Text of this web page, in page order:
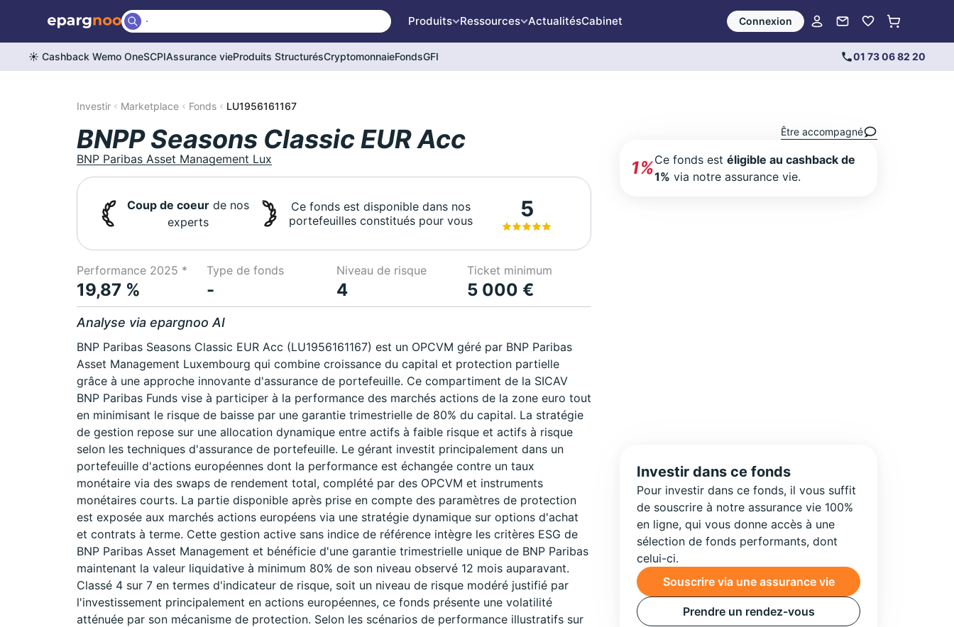
Produits Ressources ActualitésCabinet Connexion
☀️ Cashback Wemo OneSCPIAssurance vieProduits StructurésCryptomonnaieFondsGFI 01 73 06 82 20
Investir Marketplace Fonds LU1956161167
BNPP Seasons Classic EUR Acc
BNP Paribas Asset Management Lux
Coup de coeurde nos
experts
Ce fonds est disponible dans nos
portefeuilles constitués pour vous
5
Performance 2025 *
19,87 %
Type de fonds
-
Niveau de risque
4
Ticket minimum
5 000 €
Analyse via epargnoo AI
BNP Paribas Seasons Classic EUR Acc (LU1956161167) est un OPCVM géré par BNP Paribas
Asset Management Luxembourg qui combine croissance du capital et protection partielle
grâce à une approche innovante d'assurance de portefeuille. Ce compartiment de la SICAV
BNP Paribas Funds vise à participer à la performance des marchés actions de la zone euro tout
en minimisant le risque de baisse par une garantie trimestrielle de 80% du capital. La stratégie
de gestion repose sur une allocation dynamique entre actifs à faible risque et actifs à risque
selon les techniques d'assurance de portefeuille. Le gérant investit principalement dans un
portefeuille d'actions européennes dont la performance est échangée contre un taux
monétaire via des swaps de rendement total, complété par des OPCVM et instruments
monétaires courts. La partie disponible après prise en compte des paramètres de protection
est exposée aux marchés actions européens via une stratégie dynamique sur options d'achat
et contrats à terme. Cette gestion active sans indice de référence intègre les critères ESG de
BNP Paribas Asset Management et bénéficie d'une garantie trimestrielle unique de BNP Paribas
maintenant la valeur liquidative à minimum 80% de son niveau observé 12 mois auparavant.
Classé 4 sur 7 en termes d'indicateur de risque, soit un niveau de risque modéré justifié par
l'investissement principalement en actions européennes, ce fonds présente une volatilité
atténuée par son mécanisme de protection. Selon les scénarios de performance illustratifs sur
Être accompagné
1%Ce fonds estéligible au cashback de
1% via notre assurance vie.
Investir dans ce fonds
Pour investir dans ce fonds, il vous suffit
de souscrire à notre assurance vie 100%
en ligne, qui vous donne accès à une
sélection de fonds performants, dont
celui-ci.
Souscrire via une assurance vie
Prendre un rendez-vous